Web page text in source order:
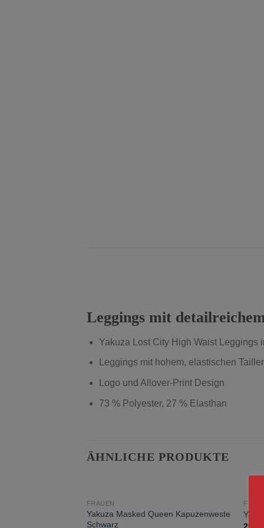
Leggings mit
Yakuza Lost City High Waist
Leggings mit hohem, elastischen
Logo und Allover-Print Design
73 % Polyester, 27 % Elasthan
ÄHNLICHE PRODUKTE
zur
Wunschliste
FRAUEN
Yakuza Masked Queen Kapuzenweste
Schwarz